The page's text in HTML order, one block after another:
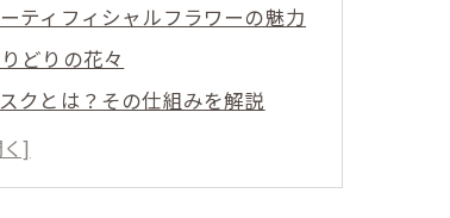
ティフィシャルフラワーの魅力
どりの花々
クとは？その仕組みを解説
を彩る
ラワーの活用法